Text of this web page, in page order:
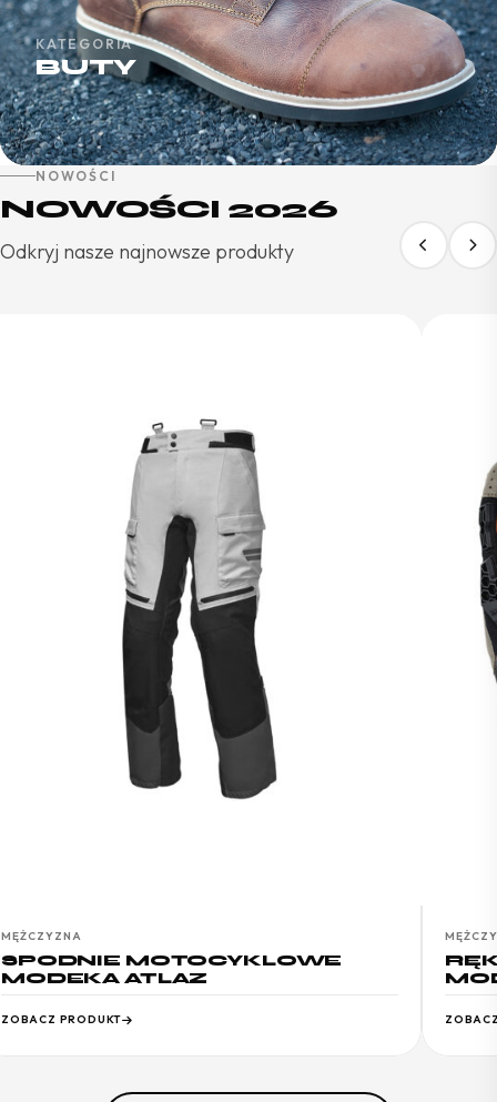
KATEGORIA
BUTY
NOWOŚCI
NOWOŚCI 2026
Odkryj nasze najnowsze produkty
MĘŻCZYZNA
SPODNIE MOTOCYKLOWE
MODEKA ATLAZ
ZOBACZ PRODUKT